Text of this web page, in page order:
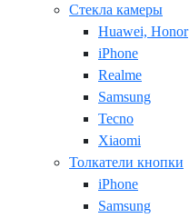
Стекла камеры
Huawei, Honor
iPhone
Realme
Samsung
Tecno
Xiaomi
Толкатели кнопки
iPhone
Samsung